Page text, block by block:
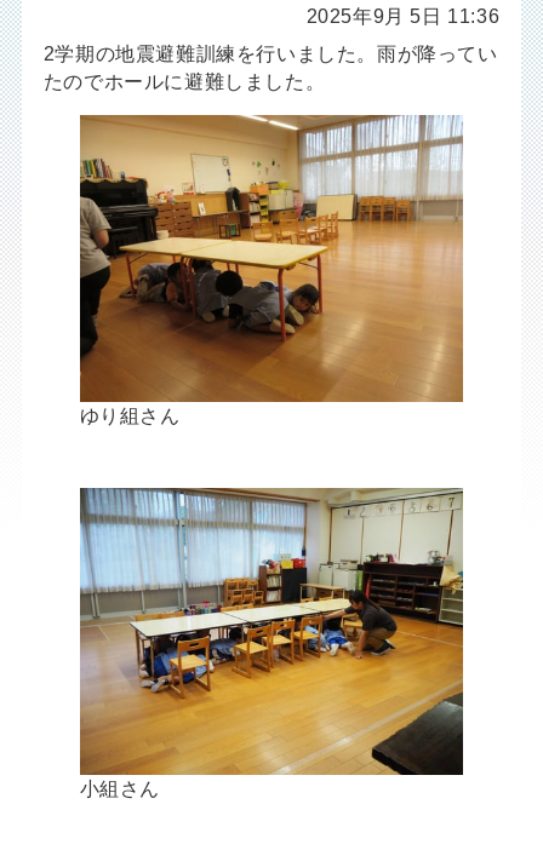
2025年9月 5日 11:36
2学期の地震避難訓練を行いました。雨が降ってい
たのでホールに避難しました。
ゆり組さん
小組さん